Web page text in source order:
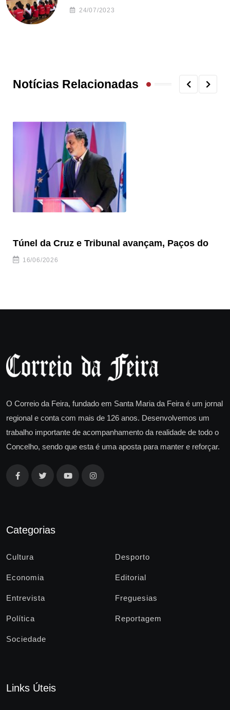
24/07/2023
Notícias Relacionadas
Túnel da Cruz e Tribunal avançam, Paços do
16/06/2026
O Correio da Feira, fundado em Santa Maria da Feira é um jornal
regional e conta com mais de 126 anos. Desenvolvemos um
trabalho importante de acompanhamento da realidade de todo o
Concelho, sendo que esta é uma aposta para manter e reforçar.
Categorias
Cultura Desporto
Economia Editorial
Entrevista Freguesias
Política Reportagem
Sociedade
Links Úteis